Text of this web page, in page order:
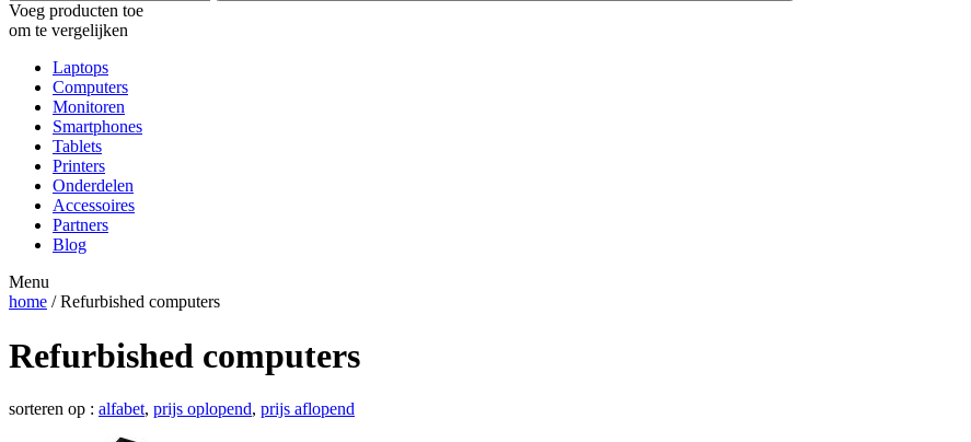
Voeg producten toe
om te vergelijken
Laptops
Computers
Monitoren
Smartphones
Tablets
Printers
Onderdelen
Accessoires
Partners
Blog
Menu
home / Refurbished computers
Refurbished computers
sorteren op : alfabet, prijs oplopend, prijs aflopend